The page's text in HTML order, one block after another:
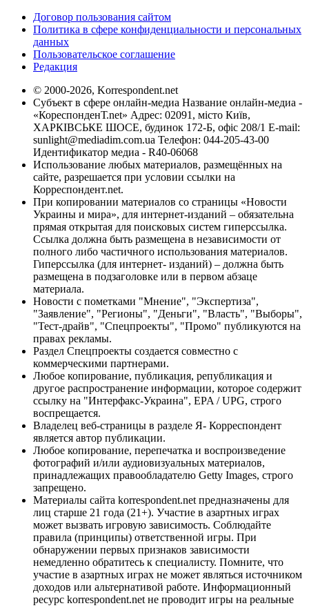
Договор пользования сайтом
Политика в сфере конфиденциальности и персональных
данных
Пользовательское соглашение
Редакция
© 2000-2026, Korrespondent.net
Субъект в сфере онлайн-медиа Название онлайн-медиа -
«КореспонденТ.net» Адрес: 02091, місто Київ,
ХАРКІВСЬКЕ ШОСЕ, будинок 172-Б, офіс 208/1 E-mail:
sunlight@mediadim.com.ua Телефон: 044-205-43-00
Идентификатор медиа - R40-06068
Использование любых материалов, размещённых на
сайте, разрешается при условии ссылки на
Корреспондент.net.
При копировании материалов со страницы «Новости
Украины и мира», для интернет-изданий – обязательна
прямая открытая для поисковых систем гиперссылка.
Ссылка должна быть размещена в независимости от
полного либо частичного использования материалов.
Гиперссылка (для интернет- изданий) – должна быть
размещена в подзаголовке или в первом абзаце
материала.
Новости с пометками "Мнение", "Экспертиза",
"Заявление", "Регионы", "Деньги", "Власть", "Выборы",
"Тест-драйв", "Спецпроекты", "Промо" публикуются на
правах рекламы.
Раздел Спецпроекты создается совместно с
коммерческими партнерами.
Любое копирование, публикация, републикация и
другое распространение информации, которое содержит
ссылку на "Интерфакс-Украина", EPA / UPG, строго
воспрещается.
Владелец веб-страницы в разделе Я- Корреспондент
является автор публикации.
Любое копирование, перепечатка и воспроизведение
фотографий и/или аудиовизуальных материалов,
принадлежащих правообладателю Getty Images, строго
запрещено.
Материалы сайта korrespondent.net предназначены для
лиц старше 21 года (21+). Участие в азартных играх
может вызвать игровую зависимость. Соблюдайте
правила (принципы) ответственной игры. При
обнаружении первых признаков зависимости
немедленно обратитесь к специалисту. Помните, что
участие в азартных играх не может являться источником
доходов или альтернативой работе. Информационный
ресурс korrespondent.net не проводит игры на реальные